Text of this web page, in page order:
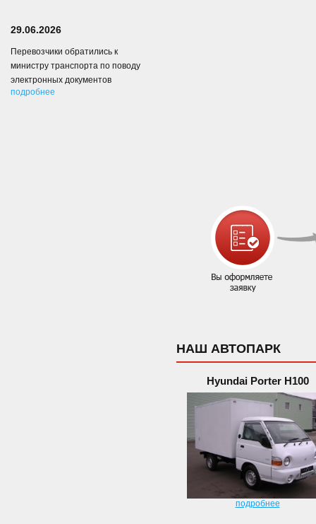
НАШ АВТОПАРК
Hyundai Porter H100
подробнее
29.06.2026
Перевозчики обратились к
министру транспорта по поводу
электронных документов
подробнее